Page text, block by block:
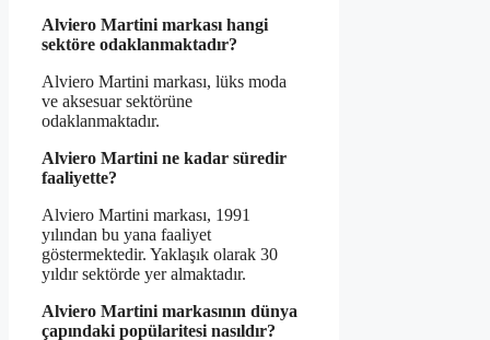
Alviero Martini markası hangi
sektöre odaklanmaktadır?
Alviero Martini markası, lüks moda
ve aksesuar sektörüne
odaklanmaktadır.
Alviero Martini ne kadar süredir
faaliyette?
Alviero Martini markası, 1991
yılından bu yana faaliyet
göstermektedir. Yaklaşık olarak 30
yıldır sektörde yer almaktadır.
Alviero Martini markasının dünya
çapındaki popülaritesi nasıldır?